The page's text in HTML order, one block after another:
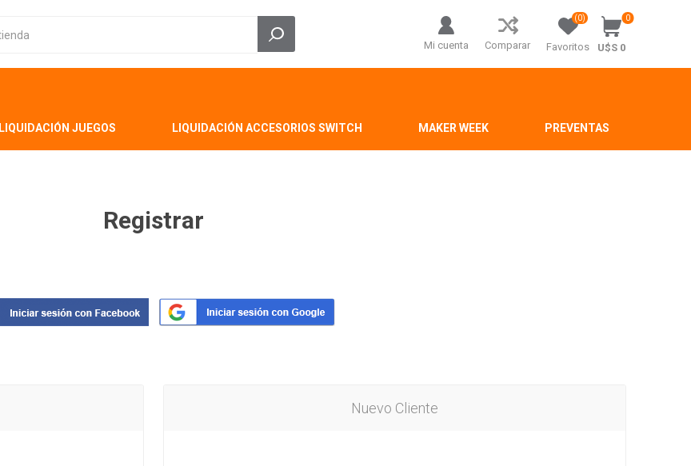
Mi cuenta Comparar Favoritos
(0) 0
U$S 0
LIQUIDACIÓN JUEGOS LIQUIDACIÓN ACCESORIOS SWITCH MAKER WEEK PREVENTAS
Registrar
Nuevo Cliente